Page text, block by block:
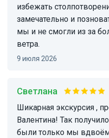
избежать
замечательно и
мы и не смогли из за
ветра.
9 июля 2026
Светлана
Шикарная экскурсия , прекрасный гид -
Валентина! Так
были только мы